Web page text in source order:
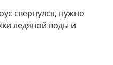
свернулся, нужно
ледяной воды и